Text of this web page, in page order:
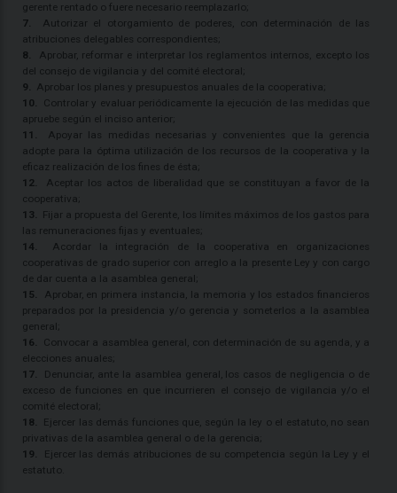
gerente rentado o fuere necesario reemplazarlo;
7. Autorizar el otorgamiento de poderes, con determinación de las
atribuciones delegables correspondientes;
8. Aprobar, reformar e interpretar los reglamentos internos, excepto los
del consejo de vigilancia y del comité electoral;
9. Aprobar los planes y presupuestos anuales de la cooperativa;
10. Controlar y evaluar periódicamente la ejecución de las medidas que
apruebe según el inciso anterior;
11.
Apoyar las medidas necesarias y convenientes que la gerencia
adopte para la óptima utilización de los recursos de la cooperativa y la
eficaz realización de los fines de ésta;
12. Aceptar los actos de liberalidad que se constituyan a favor de la
cooperativa;
13. Fijar a propuesta del Gerente, los límites máximos de los gastos para
las remuneraciones fijas y eventuales;
14.
Acordar la integración de la cooperativa en organizaciones
cooperativas de grado superior con arreglo a la presente Ley y con cargo
de dar cuenta a la asamblea general;
15. Aprobar, en primera instancia, la memoria y los estados financieros
preparados por la presidencia y/o gerencia y someterlos a la asamblea
general;
16. Convocar a asamblea general, con determinación de su agenda, y a
elecciones anuales;
17. Denunciar, ante la asamblea general, los casos de negligencia o de
exceso de funciones en que incurrieren el consejo de vigilancia y/o el
comité electoral;
18. Ejercer las demás funciones que, según la ley o el estatuto, no sean
privativas de la asamblea general o de la gerencia;
19. Ejercer las demás atribuciones de su competencia según la Ley y el
estatuto.